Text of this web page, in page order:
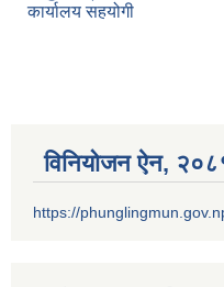
कार्यालय सहयोगी
विनियोजन ऐन‚
https://